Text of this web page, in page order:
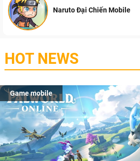
Naruto Đại Chiến Mobile
HOT NEWS
Game mobile